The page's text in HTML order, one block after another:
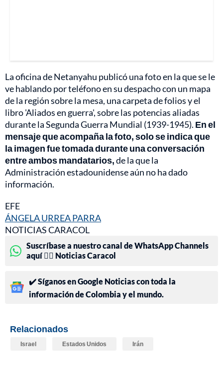
La oficina de Netanyahu publicó una foto en la que se le
ve hablando por teléfono en su despacho con un mapa
de la región sobre la mesa, una carpeta de folios y el
libro 'Aliados en guerra', sobre las potencias aliadas
durante la Segunda Guerra Mundial (1939-1945). En el
mensaje que acompaña la foto, solo se indica que
la imagen fue tomada durante una conversación
entre ambos mandatarios,de la que la
Administración estadounidense aún no ha dado
información.
EFE
ÁNGELA URREA PARRA
NOTICIAS CARACOL
Suscríbase a nuestro canal de WhatsApp Channels
aquí 👉🏻 Noticias Caracol
✔️ Síganos en Google Noticias con toda la
información de Colombia y el mundo.
Relacionados
Israel Estados Unidos Irán